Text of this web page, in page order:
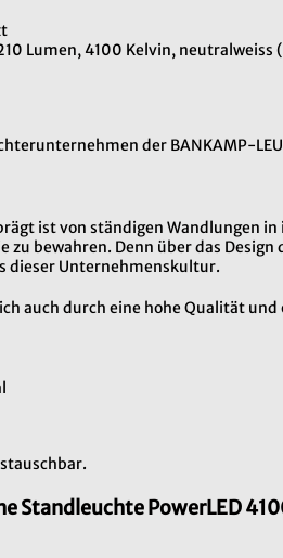
Lumen, 4100 Kelvin, neutralweiss
der BANKAMP-
ist von ständigen Wandlungen
zu bewahren. Denn über das
dieser Unternehmenskultur.
auch durch eine hohe Qualität
Standleuchte PowerLED